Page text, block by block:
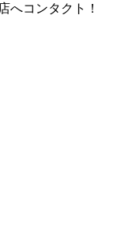
へコンタクト！